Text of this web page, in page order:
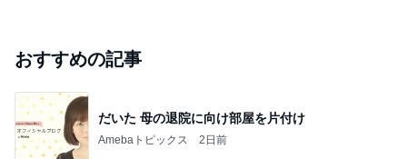
おすすめの記事
だいた 母の退院に向け部屋を片付け
Amebaトピックス 2日前